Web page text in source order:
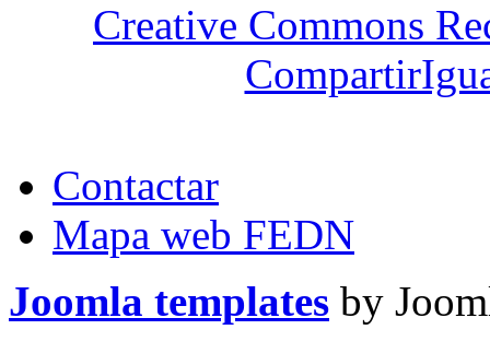
Creative Commons
Contactar
Mapa web FEDN
Joomla templates by